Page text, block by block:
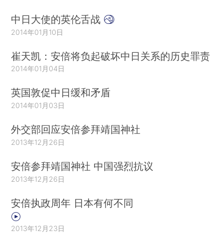
中日大使的英伦舌战
2014年01月10日
崔天凯：安倍将负起破坏中日关系的历史罪责
2014年01月04日
英国敦促中日缓和矛盾
2014年01月03日
外交部回应安倍参拜靖国神社
2013年12月26日
安倍参拜靖国神社 中国强烈抗议
2013年12月26日
安倍执政周年 日本有何不同
2013年12月23日